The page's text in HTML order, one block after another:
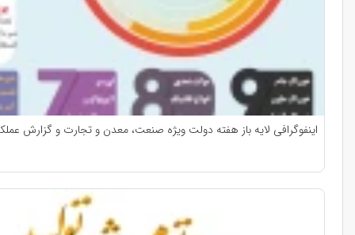
اینفوگرافی لایه باز هفته دولت ویژه صنعت، معدن و تجارت و گزارش